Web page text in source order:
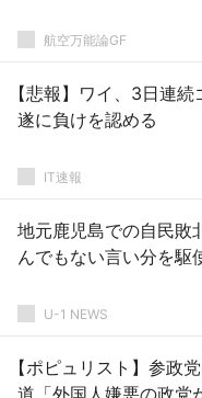
航空万能論GF
【悲報】ワイ、3日連
遂に負けを認める
IT速報
地元鹿児島での自民敗
んでもない言い分を駆
U-1 NEWS
【ポピュリスト】参政
道「外国人嫌悪の政党